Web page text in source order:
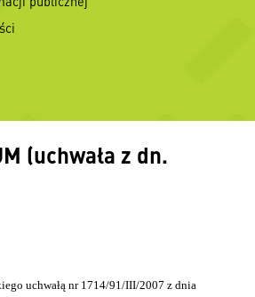
(uchwała z dn.
uchwałą nr 1714/91/III/2007 z dnia